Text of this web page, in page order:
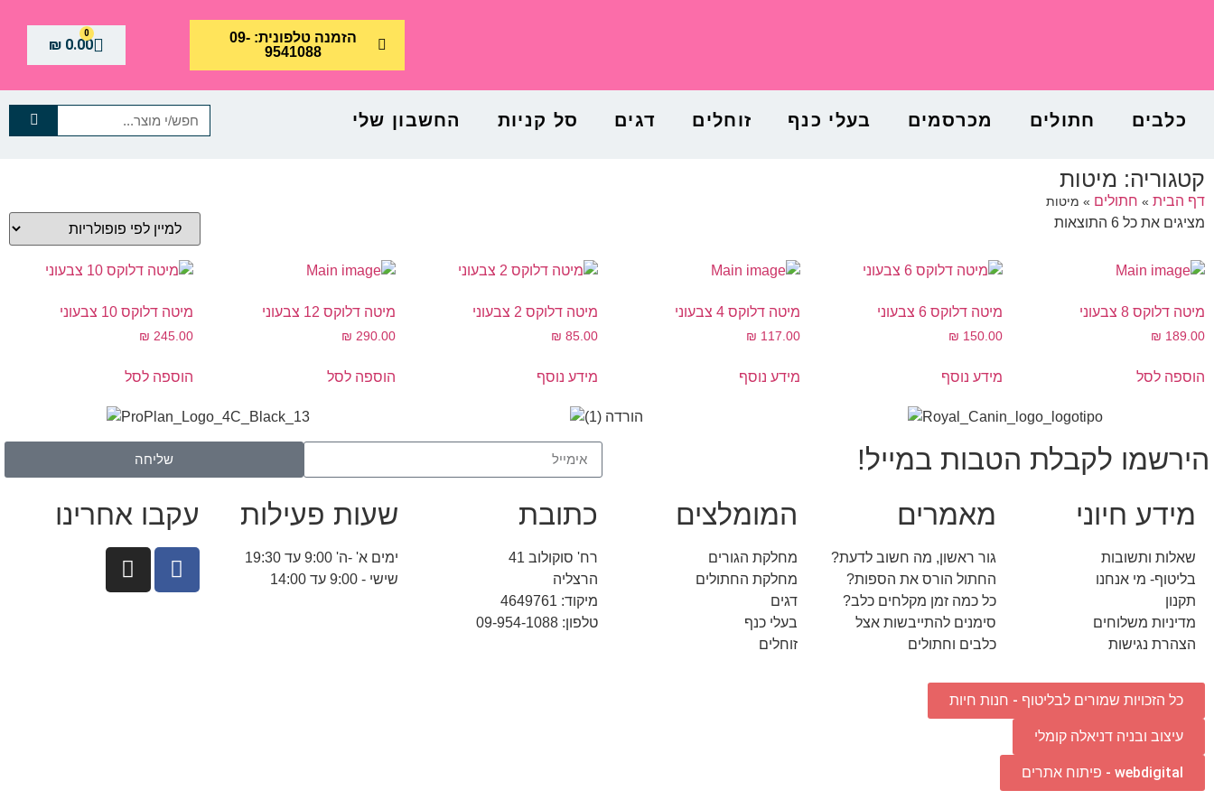
הזמנה טלפונית: 09-
9541088
₪0.00
0
כלבים חתולים מכרסמים בעלי כנף זוחלים דגים סל קניות החשבון שלי
קטגוריה: מיטות
דף הבית » חתולים » מיטות
מציגים את כל ⁦6⁩ התוצאות
מיטה דלוקס 8 צבעוני
₪ 189.00
הוספה לסל
מיטה דלוקס 6 צבעוני
₪ 150.00
מידע נוסף
מיטה דלוקס 4 צבעוני
₪ 117.00
מידע נוסף
מיטה דלוקס 2 צבעוני
₪ 85.00
מידע נוסף
מיטה דלוקס 12 צבעוני
₪ 290.00
הוספה לסל
מיטה דלוקס 10 צבעוני
₪ 245.00
הוספה לסל
הירשמו לקבלת הטבות במייל! שליחה
מידע חיוני
שאלות ותשובות
בליטוף- מי אנחנו
תקנון
מדיניות משלוחים
הצהרת נגישות
מאמרים
גור ראשון, מה חשוב לדעת?
החתול הורס את הספות?
כל כמה זמן מקלחים כלב?
סימנים להתייבשות אצל
כלבים וחתולים
המומלצים
מחלקת הגורים
מחלקת החתולים
דגים
בעלי כנף
זוחלים
כתובת
רח' סוקולוב 41
הרצליה
מיקוד: 4649761
טלפון: 09-954-1088
שעות פעילות
ימים א' -ה' 9:00 עד 19:30
שישי - 9:00 עד 14:00
עקבו אחרינו
כל הזכויות שמורים לבליטוף - חנות חיות
עיצוב ובניה דניאלה קומלי
webdigital - פיתוח אתרים